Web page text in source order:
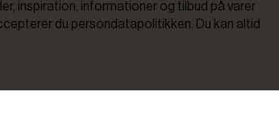
inspiration, informationer og tilbud på varer
du persondatapolitikken. Du kan altid